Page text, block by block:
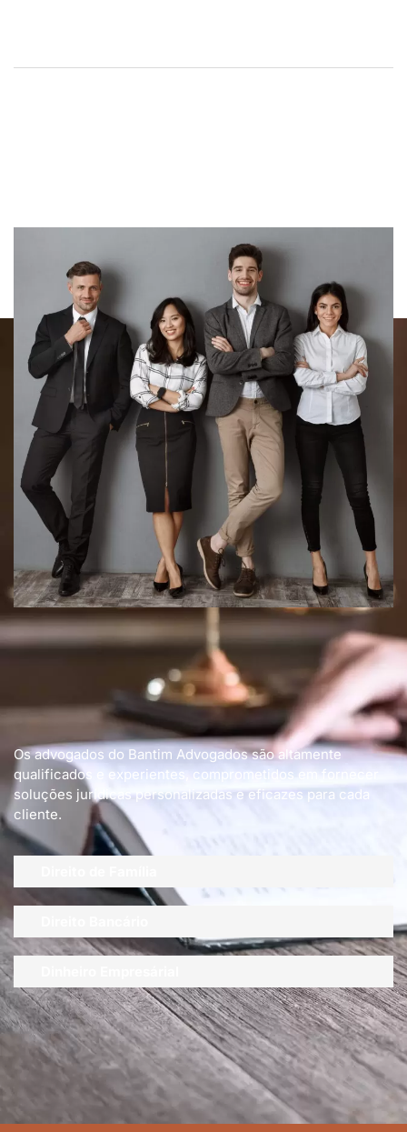
Os advogados do Bantim Advogados são altamente
qualificados e experientes, comprometidos em fornecer
soluções jurídicas personalizadas e eficazes para cada
cliente.